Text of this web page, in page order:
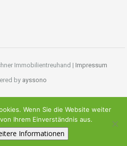
Immobilientreuhand | Impressum
by ayssono
Wenn Sie die Website weiter
Ihrem Einverständnis aus.
Informationen